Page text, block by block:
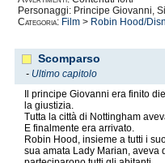
Personaggi: Principe Giovanni,
Categoria: Film > Robin Hood/
Scomparso
- Ultimo capitolo
Il principe Giovanni era finito
la giustizia.
Tutta la città di Nottingham
E finalmente era arrivato.
Robin Hood, insieme a tutti i
sua amata Lady Marian, aveva